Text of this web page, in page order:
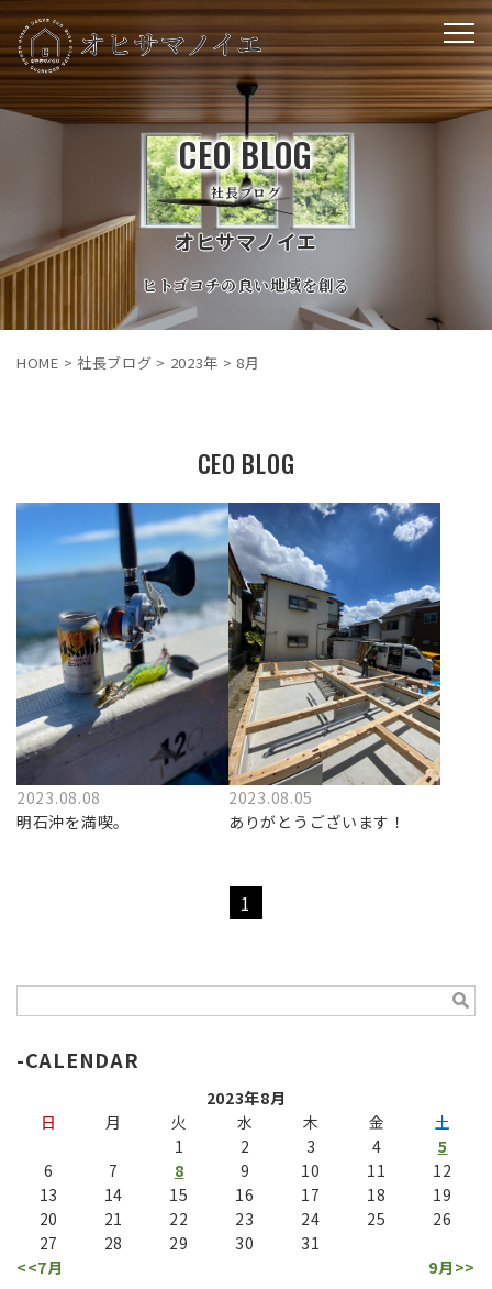
オヒサマノイエ
ヒトゴコチの良い地域を創る
CEO BLOG
社長ブログ
HOME > 社長ブログ > 2023年 > 8月
CEO BLOG
2023.08.08
明石沖を満喫。
2023.08.05
ありがとうございます！
1
CALENDAR
2023年8月
日
月 火 水 木 金
土
1
2 3 4
5
6
7 8 9 10 11
12
13
14 15 16 17 18
19
20
21 22 23 24 25
26
27
28 29 30
31
<<7月
9月>>